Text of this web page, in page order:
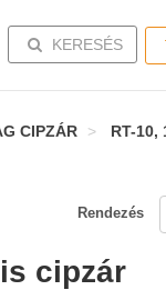
TOGGLE SEARCH
KERESÉS
CIPZÁR RT-10,
Rendezés
cipzár